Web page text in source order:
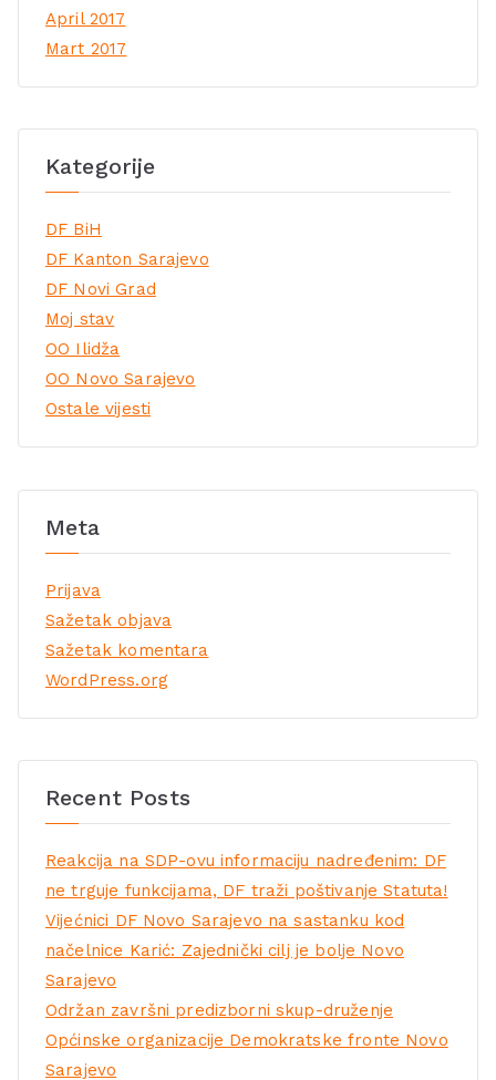
April 2017
Mart 2017
Kategorije
DF BiH
DF Kanton Sarajevo
DF Novi Grad
Moj stav
OO Ilidža
OO Novo Sarajevo
Ostale vijesti
Meta
Prijava
Sažetak objava
Sažetak komentara
WordPress.org
Recent Posts
Reakcija na SDP-ovu informaciju nadređenim: DF
ne trguje funkcijama, DF traži poštivanje Statuta!
Vijećnici DF Novo Sarajevo na sastanku kod
načelnice Karić: Zajednički cilj je bolje Novo
Sarajevo
Održan završni predizborni skup-druženje
Općinske organizacije Demokratske fronte Novo
Sarajevo